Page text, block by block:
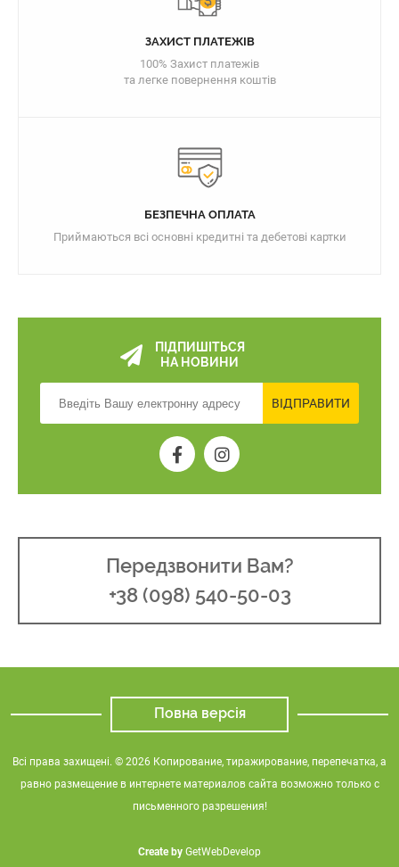
ЗАХИСТ ПЛАТЕЖІВ
100% Захист платежів
та легке повернення коштів
БЕЗПЕЧНА ОПЛАТА
Приймаються всі основні кредитні та дебетові картки
ПІДПИШІТЬСЯ
НА НОВИНИ
ВІДПРАВИТИ
Передзвонити Вам?
+38 (098) 540-50-03
Повна версія
Всі права захищені. © 2026 Копирование, тиражирование, перепечатка, а
равно размещение в интернете материалов сайта возможно только с
письменного разрешения!
Create by GetWebDevelop